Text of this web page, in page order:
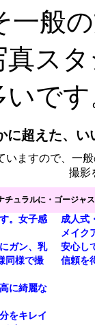
一般
ス
いで
超えた、
チュラルに・ゴージャ
。女子感
ガン、乳
同様で撮
に綺麗な
をキレイ
成人式
メイク
安心し
信頼を